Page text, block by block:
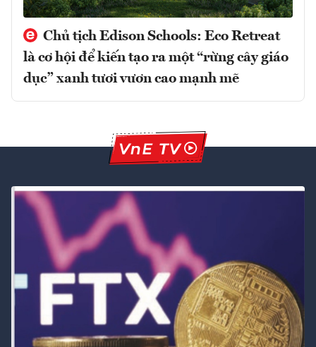
Chủ tịch Edison Schools: Eco Retreat
là cơ hội để kiến tạo ra một “rừng cây giáo
dục” xanh tươi vươn cao mạnh mẽ